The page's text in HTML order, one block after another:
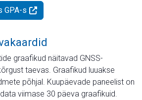
GPA-s
graafikud näitavad GNSS-
taevas. Graafikud luuakse
põhjal. Kuupäevade paneelist on
viimase 30 päeva graafikuid.